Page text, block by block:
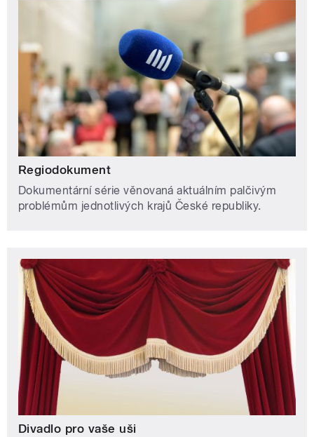
Regiodokument
Dokumentární série věnovaná aktuálním palčivým
problémům jednotlivých krajů České republiky.
Divadlo pro vaše uši